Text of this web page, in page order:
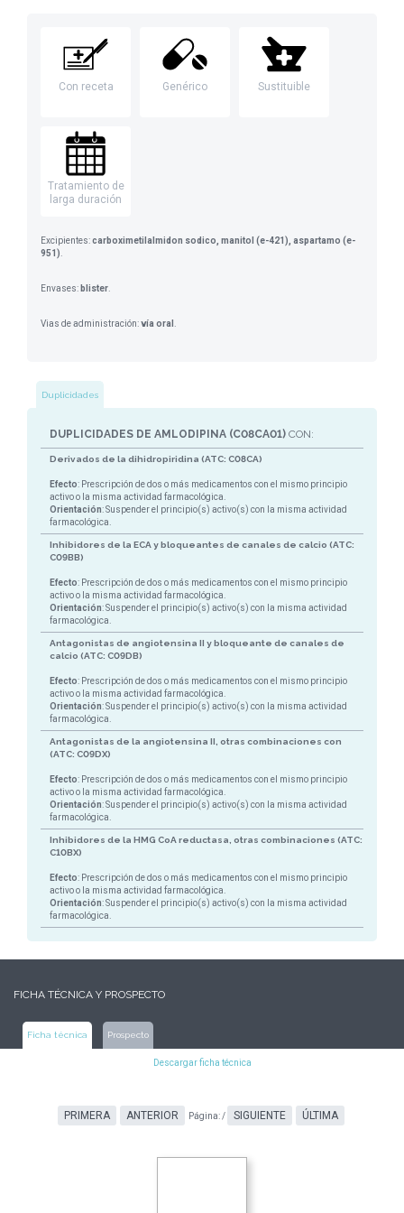
Con receta Genérico Sustituible
Tratamiento de
larga duración
Excipientes:carboximetilalmidon sodico, manitol (e-421), aspartamo (e-
951)
Envases: blister
Vias de administración:vía oral
Duplicidades
DUPLICIDADES DE AMLODIPINA (C08CA01) CON:
Derivados de la dihidropiridina (ATC: C08CA)
Efecto: Prescripción de dos o más medicamentos con el mismo principio
activo o la misma actividad farmacológica.
Orientación: Suspender el principio(s) activo(s) con la misma actividad
farmacológica.
Inhibidores de la ECA y bloqueantes de canales de calcio (ATC:
C09BB)
Efecto: Prescripción de dos o más medicamentos con el mismo principio
activo o la misma actividad farmacológica.
Orientación: Suspender el principio(s) activo(s) con la misma actividad
farmacológica.
Antagonistas de angiotensina II y bloqueante de canales de
calcio (ATC: C09DB)
Efecto: Prescripción de dos o más medicamentos con el mismo principio
activo o la misma actividad farmacológica.
Orientación: Suspender el principio(s) activo(s) con la misma actividad
farmacológica.
Antagonistas de la angiotensina II, otras combinaciones con
(ATC: C09DX)
Efecto: Prescripción de dos o más medicamentos con el mismo principio
activo o la misma actividad farmacológica.
Orientación: Suspender el principio(s) activo(s) con la misma actividad
farmacológica.
Inhibidores de la HMG CoA reductasa, otras combinaciones (ATC:
C10BX)
Efecto: Prescripción de dos o más medicamentos con el mismo principio
activo o la misma actividad farmacológica.
Orientación: Suspender el principio(s) activo(s) con la misma actividad
farmacológica.
FICHA TÉCNICA Y PROSPECTO
Ficha técnica Prospecto
Descargar ficha técnica
PRIMERA ANTERIOR Página:/ SIGUIENTE ÚLTIMA